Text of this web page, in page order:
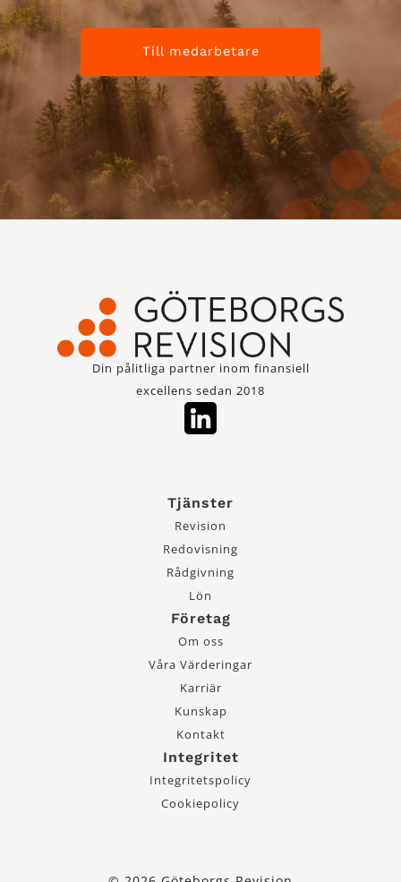
Till medarbetare
Din pålitliga partner inom finansiell
excellens sedan 2018
Tjänster
Revision
Redovisning
Rådgivning
Lön
Företag
Om oss
Våra Värderingar
Karriär
Kunskap
Kontakt
Integritet
Integritetspolicy
Cookiepolicy